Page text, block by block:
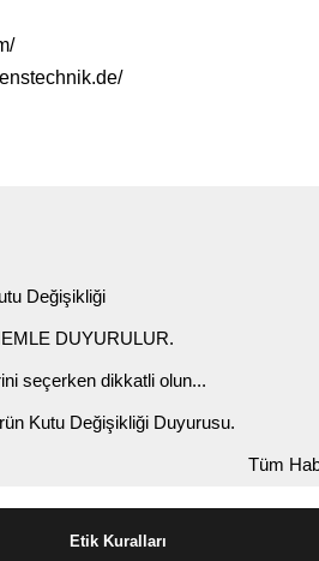
Değişikliği
DUYURULUR.
seçerken dikkatli olun...
Kutu Değişikliği Duyurusu.
Tüm
Etik Kuralları